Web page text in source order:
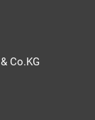
Co.KG